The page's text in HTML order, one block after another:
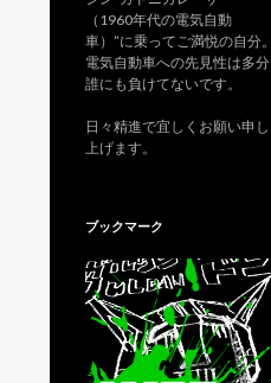
（1960年代の電気自動
車）”に乗ってご満悦の自分。
電気自動車への先見性は多分
誰にも負けてないです。
日々精進で宜しくお願い申し
上げます。
ブックマーク